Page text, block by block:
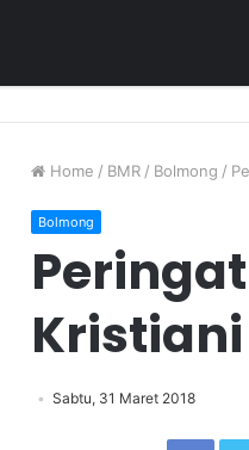
Home / BMR / Bolmong /
Bolmong
Sabtu, 31 Maret 2018